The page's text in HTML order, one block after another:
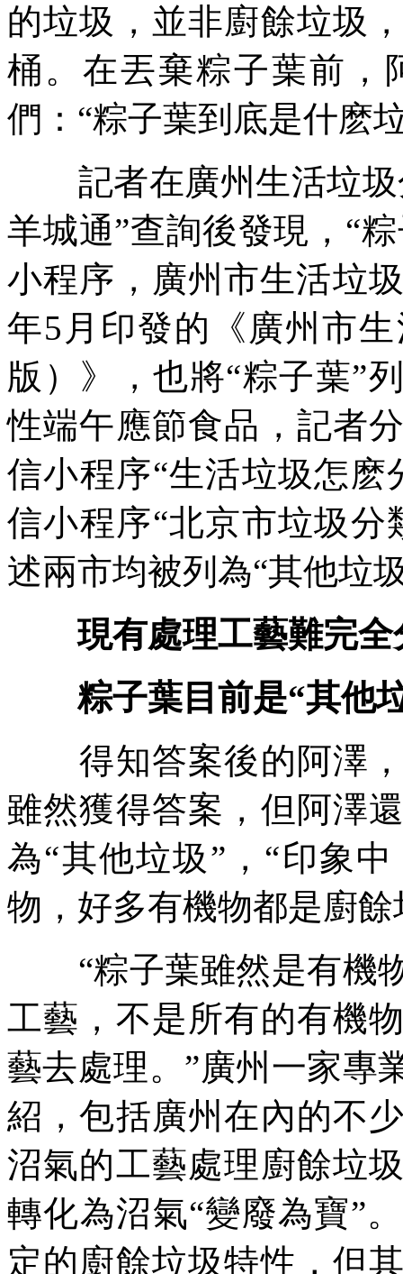
的垃圾，並非廚餘垃圾
桶。在丟棄粽子葉前，
們：“粽子葉到底是什麽
記者在廣州生活垃圾
羊城通”查詢後發現，“
小程序，廣州市生活垃
年5月印發的《廣州市
版）》，也將“粽子葉”
性端午應節食品，記者
信小程序“生活垃圾怎
信小程序“北京市垃圾
述兩市均被列為“其他垃
現有處理工藝難完全
粽子葉目前是“其他
得知答案後的阿澤，
雖然獲得答案，但阿澤
為“其他垃圾”，“印象
物，好多有機物都是廚餘
“粽子葉雖然是有機物
工藝，不是所有的有機
藝去處理。”廣州一家專
紹，包括廣州在內的不
沼氣的工藝處理廚餘垃
轉化為沼氣“變廢為寶”
定的廚餘垃圾特性，但